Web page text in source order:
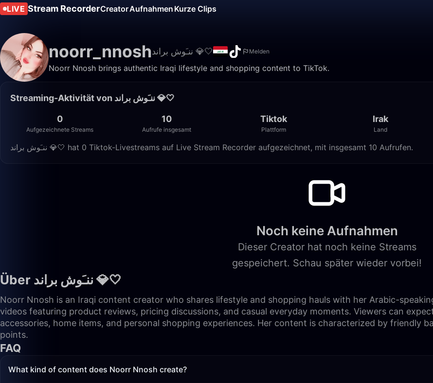
LIVE Stream RecorderCreatorAufnahmen Kurze Clips
noorr_nnosh ننـَوش براند 💎🤍 Melden
Noorr Nnosh brings authentic Iraqi lifestyle and shopping content to TikTok.
Streaming-Aktivität von ننـَوش براند 💎🤍
0
Aufgezeichnete Streams
10
Aufrufe insgesamt
Tiktok
Plattform
Irak
Land
ننـَوش براند 💎🤍 hat 0 Tiktok-Livestreams auf Live Stream Recorder aufgezeichnet, mit insgesamt 10 Aufrufen.
Noch keine Aufnahmen
Dieser Creator hat noch keine Streams
gespeichert. Schau später wieder vorbei!
Über ننـَوش براند 💎🤍
Noorr Nnosh is an Iraqi content creator who shares lifestyle and shopping hauls with her Arabic-
videos featuring product reviews, pricing discussions, and casual everyday moments. Viewers can
accessories, home items, and personal shopping experiences. Her content is characterized by friendly
points.
FAQ
What kind of content does Noorr Nnosh create?